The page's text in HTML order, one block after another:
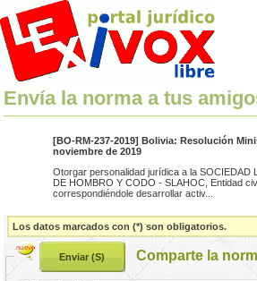
Envía la norma a tus
[BO-RM-237-2019] Bolivia: Resolución
noviembre de 2019
Otorgar personalidad jurídica a la SOCIEDAD
DE HOMBRO Y CODO - SLAHOC, Entidad
correspondiéndole desarrollar activ...
Los datos marcados con (*) son obligatorios.
Comparte la